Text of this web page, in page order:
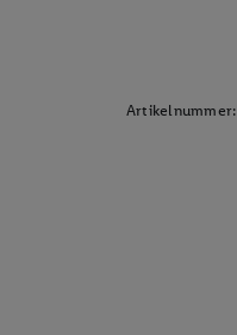
Artikelnummer: